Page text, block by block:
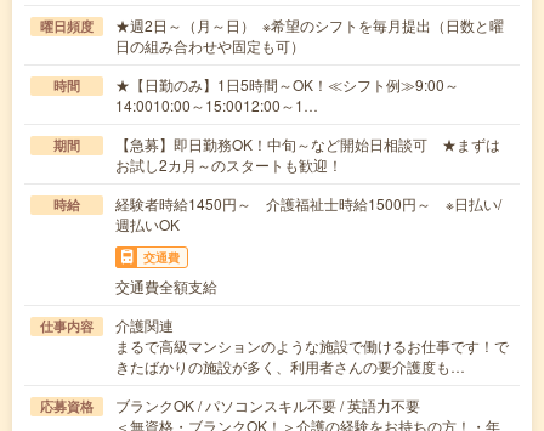
曜日頻度
★週2日～（月～日） ※希望のシフトを毎月提出（日数と曜
日の組み合わせや固定も可）
時間
★【日勤のみ】1日5時間～OK！≪シフト例≫9:00～
14:0010:00～15:0012:00～1…
期間
【急募】即日勤務OK！中旬～など開始日相談可 ★まずは
お試し2カ月～のスタートも歓迎！
時給
経験者時給1450円～ 介護福祉士時給1500円～ ※日払い/
週払いOK
交通費
交通費全額支給
仕事内容
介護関連
まるで高級マンションのような施設で働けるお仕事です！で
きたばかりの施設が多く、利用者さんの要介護度も…
応募資格
ブランクOK / パソコンスキル不要 / 英語力不要
＜無資格・ブランクOK！＞介護の経験をお持ちの方！・年